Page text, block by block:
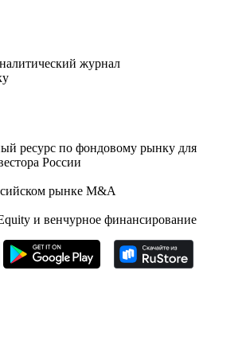
журнал
ресурс по фондовому рынку для
России
рынке M&A
и венчурное финансирование